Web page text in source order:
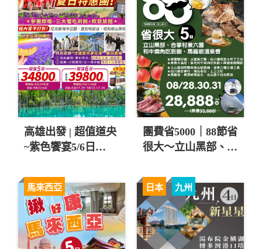
高雄出發 | 超值道央
~紫色饗宴5/6日
團費省5000｜88節省
很大～立山黑部、黑
日 直售28,888起 💎
馬來西亞 日本 九州